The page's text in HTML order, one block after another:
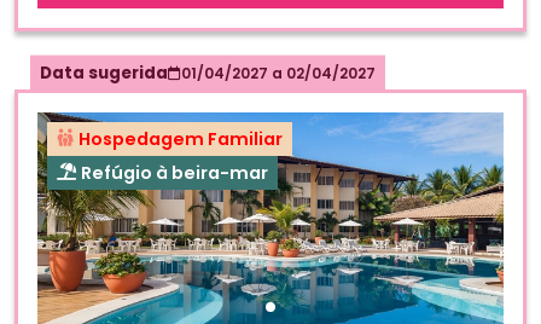
Data sugerida 01/04/2027 a 02/04/2027
Hospedagem Familiar
Refúgio à beira-mar